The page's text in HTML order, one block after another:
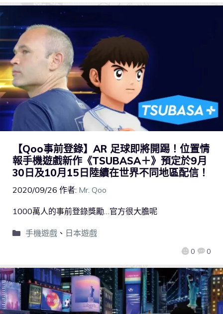
【Qoo事前登錄】AR 足球即將開踢！位置情
報手機遊戲新作《TSUBASA＋》預定於9月
30日及10月15日陸續在世界不同地區配信！
2020/09/26 作者: Mr. Qoo
0 0
1000萬人的事前登錄獎勵…官方很大膽呢
手機遊戲、 日本遊戲